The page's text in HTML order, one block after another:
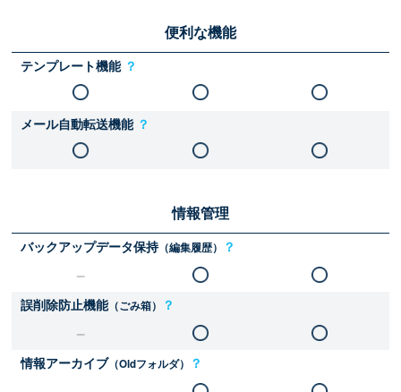
便利な機能
テンプレート機能 ？
メール自動転送機能 ？
情報管理
バックアップデータ保持（編集履歴） ？
誤削除防止機能（ごみ箱） ？
情報アーカイブ（Oldフォルダ） ？